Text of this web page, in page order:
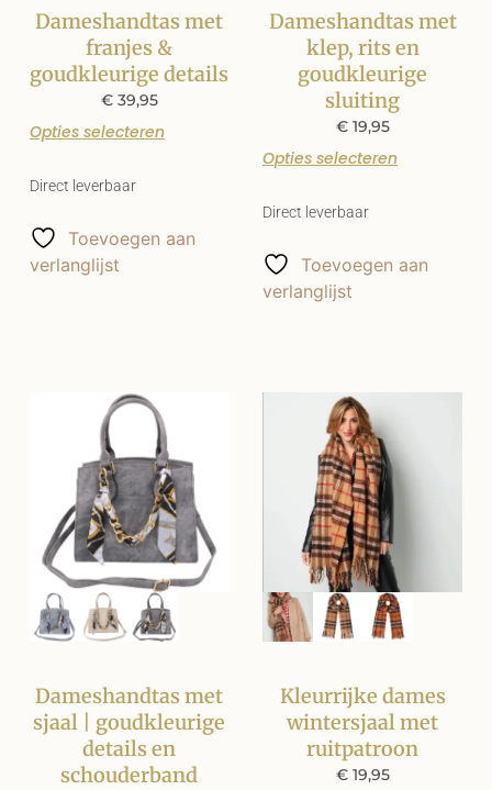
Dameshandtas met
franjes &
goudkleurige details
€39,95
Opties selecteren
Direct leverbaar
Toevoegen aan
verlanglijst
Dameshandtas met
klep, rits en
goudkleurige
sluiting
€19,95
Opties selecteren
Direct leverbaar
Toevoegen aan
verlanglijst
Dameshandtas met
sjaal | goudkleurige
details en
schouderband
Kleurrijke dames
wintersjaal met
ruitpatroon
€19,95